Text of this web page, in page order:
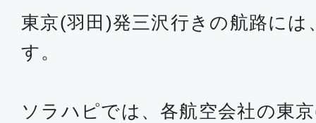
東京(羽田)発三沢行きの航路に
す。
ソラハピでは、各航空会社の東